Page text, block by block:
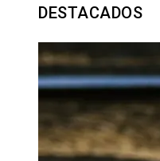
DESTACADOS